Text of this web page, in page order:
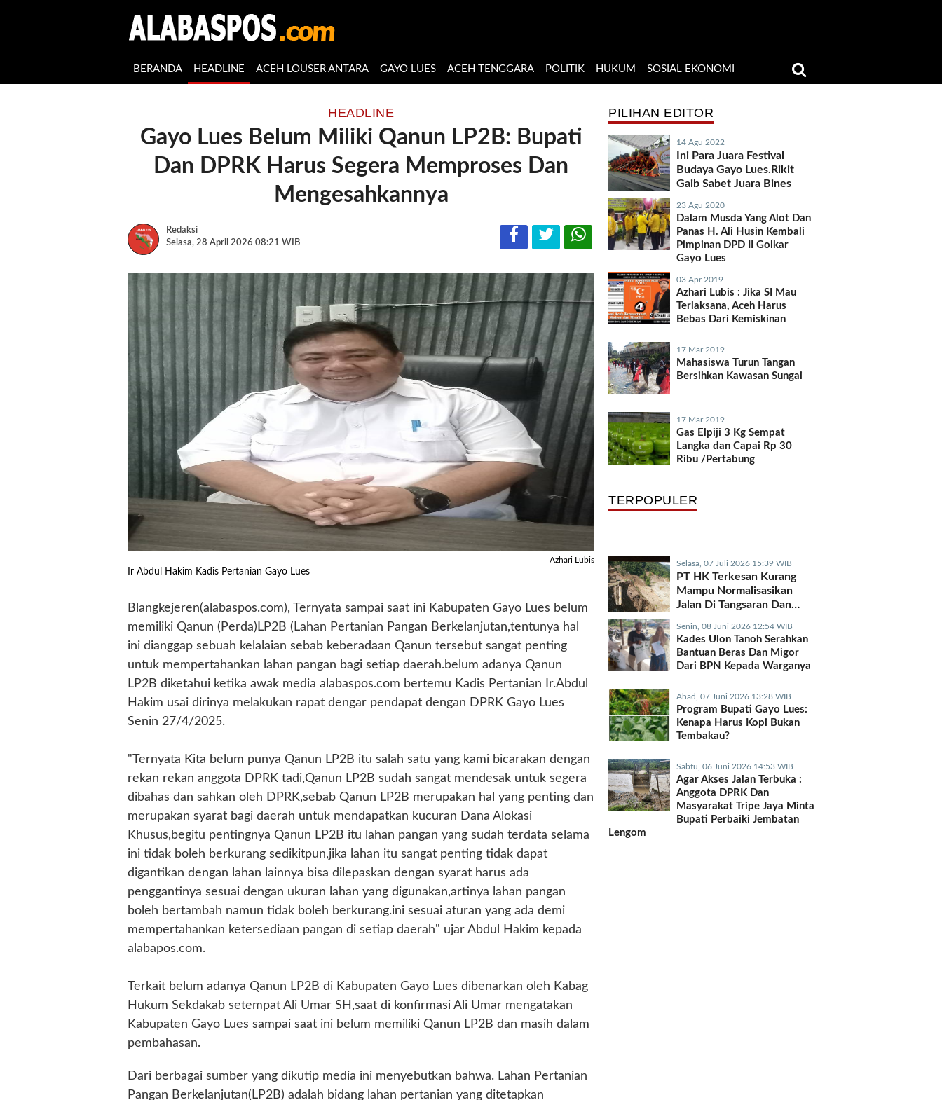
BERANDA HEADLINE ACEH LOUSER ANTARA GAYO LUES ACEH TENGGARA POLITIK HUKUM SOSIAL EKONOMI
HEADLINE
Gayo Lues Belum Miliki Qanun LP2B: Bupati
Dan DPRK Harus Segera Memproses Dan
Mengesahkannya
Redaksi
Selasa, 28 April 2026 08:21 WIB
Azhari Lubis
Ir Abdul Hakim Kadis Pertanian Gayo Lues
Blangkejeren(alabaspos.com), Ternyata sampai saat ini Kabupaten Gayo Lues belum
memiliki Qanun (Perda)LP2B (Lahan Pertanian Pangan Berkelanjutan,tentunya hal
ini dianggap sebuah kelalaian sebab keberadaan Qanun tersebut sangat penting
untuk mempertahankan lahan pangan bagi setiap daerah.belum adanya Qanun
LP2B diketahui ketika awak media alabaspos.com bertemu Kadis Pertanian Ir.Abdul
Hakim usai dirinya melakukan rapat dengar pendapat dengan DPRK Gayo Lues
Senin 27/4/2025.
"Ternyata Kita belum punya Qanun LP2B itu salah satu yang kami bicarakan dengan
rekan rekan anggota DPRK tadi,Qanun LP2B sudah sangat mendesak untuk segera
dibahas dan sahkan oleh DPRK,sebab Qanun LP2B merupakan hal yang penting dan
merupakan syarat bagi daerah untuk mendapatkan kucuran Dana Alokasi
Khusus,begitu pentingnya Qanun LP2B itu lahan pangan yang sudah terdata selama
ini tidak boleh berkurang sedikitpun,jika lahan itu sangat penting tidak dapat
digantikan dengan lahan lainnya bisa dilepaskan dengan syarat harus ada
penggantinya sesuai dengan ukuran lahan yang digunakan,artinya lahan pangan
boleh bertambah namun tidak boleh berkurang.ini sesuai aturan yang ada demi
mempertahankan ketersediaan pangan di setiap daerah" ujar Abdul Hakim kepada
alabapos.com.
Terkait belum adanya Qanun LP2B di Kabupaten Gayo Lues dibenarkan oleh Kabag
Hukum Sekdakab setempat Ali Umar SH,saat di konfirmasi Ali Umar mengatakan
Kabupaten Gayo Lues sampai saat ini belum memiliki Qanun LP2B dan masih dalam
pembahasan.
Dari berbagai sumber yang dikutip media ini menyebutkan bahwa. Lahan Pertanian
Pangan Berkelanjutan(LP2B) adalah bidang lahan pertanian yang ditetapkan
PILIHAN EDITOR
14 Agu 2022
Ini Para Juara Festival
Budaya Gayo Lues.Rikit
Gaib Sabet Juara Bines
23 Agu 2020
Dalam Musda Yang Alot Dan
Panas H. Ali Husin Kembali
Pimpinan DPD II Golkar
Gayo Lues
03 Apr 2019
Azhari Lubis : Jika SI Mau
Terlaksana, Aceh Harus
Bebas Dari Kemiskinan
17 Mar 2019
Mahasiswa Turun Tangan
Bersihkan Kawasan Sungai
17 Mar 2019
Gas Elpiji 3 Kg Sempat
Langka dan Capai Rp 30
Ribu /Pertabung
TERPOPULER
Selasa, 07 Juli 2026 15:39 WIB
PT HK Terkesan Kurang
Mampu Normalisasikan
Jalan Di Tangsaran Dan
Senin, 08 Juni 2026 12:54 WIB
Kades Ulon Tanoh Serahkan
Bantuan Beras Dan Migor
Dari BPN Kepada Warganya
Ahad, 07 Juni 2026 13:28 WIB
Program Bupati Gayo Lues:
Kenapa Harus Kopi Bukan
Tembakau?
Sabtu, 06 Juni 2026 14:53 WIB
Agar Akses Jalan Terbuka :
Anggota DPRK Dan
Masyarakat Tripe Jaya Minta
Bupati Perbaiki Jembatan
Lengom